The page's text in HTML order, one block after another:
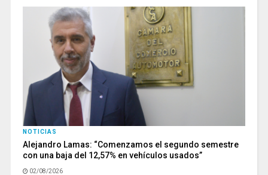
NOTICIAS
Alejandro Lamas: “Comenzamos el segundo semestre
con una baja del 12,57% en vehículos usados”
02/08/2026